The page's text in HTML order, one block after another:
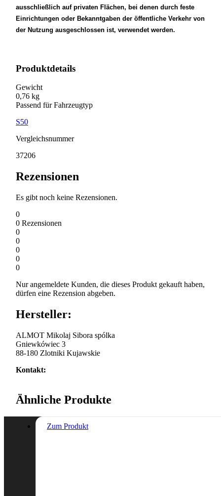
ausschließlich auf privaten Flächen, bei denen durch feste
Einrichtungen oder Bekanntgaben der öffentliche Verkehr von
der Nutzung ausgeschlossen ist, verwendet werden.
Produktdetails
Gewicht
0,76 kg
Passend für Fahrzeugtyp
S50
Vergleichsnummer
37206
Rezensionen
Es gibt noch keine Rezensionen.
0
0 Rezensionen
0
0
0
0
0
Nur angemeldete Kunden, die dieses Produkt gekauft haben,
dürfen eine Rezension abgeben.
Hersteller:
ALMOT Mikolaj Sibora spólka
Gniewkówiec 3
88-180 Zlotniki Kujawskie
Kontakt:
Ähnliche Produkte
Zum Produkt